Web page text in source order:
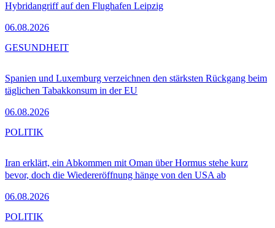
Hybridangriff auf den Flughafen Leipzig
06.08.2026
Spanien und Luxemburg verzeichnen den stärksten Rückgang beim
täglichen Tabakkonsum in der EU
06.08.2026
GESUNDHEIT
Iran erklärt, ein Abkommen mit Oman über Hormus stehe kurz
bevor, doch die Wiedereröffnung hänge von den USA ab
06.08.2026
POLITIK
POLITIK